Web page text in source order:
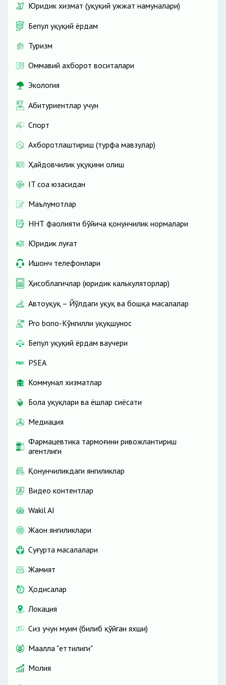
Юридик хизмат (ҳуқуқий ҳужжат намуналари)
Бепул ҳуқуқий ёрдам
Туризм
Оммавий ахборот воситалари
Экология
Абитуриентлар учун
Спорт
Ахборотлаштириш (турфа мавзулар)
Ҳайдовчилик ҳуқуқини олиш
IT соҳа юзасидан
Маълумотлар
ННТ фаолияти бўйича қонунчилик нормалари
Юридик луғат
Ишонч телефонлари
Ҳисоблагичлар (юридик калькуляторлар)
Автоҳуқуқ – Йўлдаги ҳуқуқ ва бошқа масалалар
Pro bono-Кўнгилли ҳуқуқшунос
Бепул ҳуқуқий ёрдам ваучери
PSEA
Коммунал хизматлар
Бола ҳуқуқлари ва ёшлар сиёсати
Медиация
Фармацевтика тармоғини ривожлантириш
агентлиги
Қонунчиликдаги янгиликлар
Видео контентлар
Wakil AI
Жаҳон янгиликлари
Cуғурта масалалари
Жамият
Ҳодисалар
Локация
Сиз учун муҳим (билиб қўйган яхши)
Маҳалла "еттилиги"
Молия